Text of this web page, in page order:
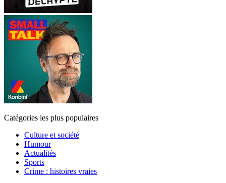
Catégories les plus populaires
Culture et société
Humour
Actualités
Sports
Crime : histoires vraies